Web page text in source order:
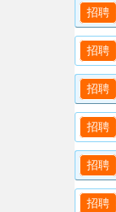
招聘
招聘
招聘
招聘
招聘
招聘